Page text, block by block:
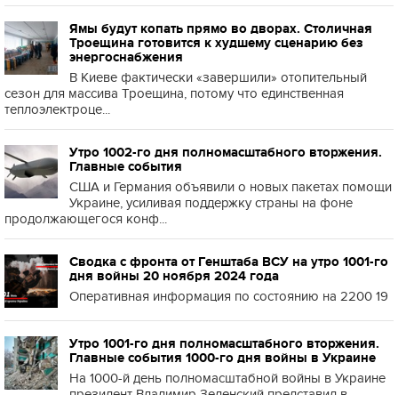
Ямы будут копать прямо во дворах. Столичная
Троещина готовится к худшему сценарию без
энергоснабжения
В Киеве фактически «завершили» отопительный
сезон для массива Троещина, потому что единственная
теплоэлектроце...
Утро 1002-го дня полномасштабного вторжения.
Главные события
США и Германия объявили о новых пакетах помощи
Украине, усиливая поддержку страны на фоне
продолжающегося конф...
Сводка с фронта от Генштаба ВСУ на утро 1001-го
дня войны 20 ноября 2024 года
Оперативная информация по состоянию на 2200 19
Утро 1001-го дня полномасштабного вторжения.
Главные события 1000-го дня войны в Украине
На 1000-й день полномасштабной войны в Украине